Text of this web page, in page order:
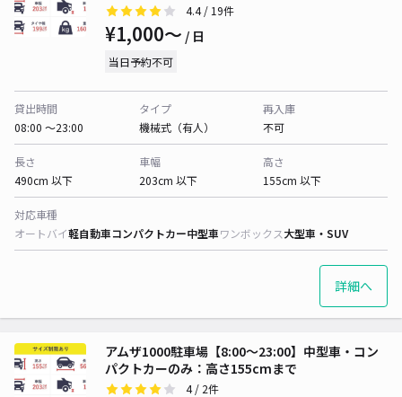
4.4/ 19件
¥1,000〜 / 日
当日予約不可
貸出時間
08:00 〜23:00
タイプ
機械式（有人）
再入庫
不可
長さ
490cm 以下
車幅
203cm 以下
高さ
155cm 以下
対応車種
オートバイ軽自動車コンパクトカー中型車ワンボックス大型車・SUV
詳細へ
アムザ1000駐車場【8:00〜23:00】中型車・コン
パクトカーのみ：高さ155cmまで
4/ 2件